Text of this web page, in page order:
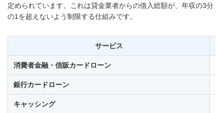
定められています。これは貸金業者からの借入総額が、年収の3分
の1を超えないよう制限する仕組みです。
サービス
消費者金融・信販カードローン
銀行カードローン
キャッシング